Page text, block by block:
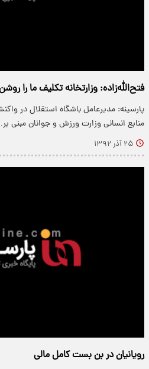
فتح‌الله‌زاده: وزارتخانه تکلیف ما را
پارسینه: مدیرعامل باشگاه استقلال در
منابع انسانی وزارت ورزش و جوانان مبنی
۲۵ آذر ۱۳۹۲
رویانیان در بن بست کامل مالی